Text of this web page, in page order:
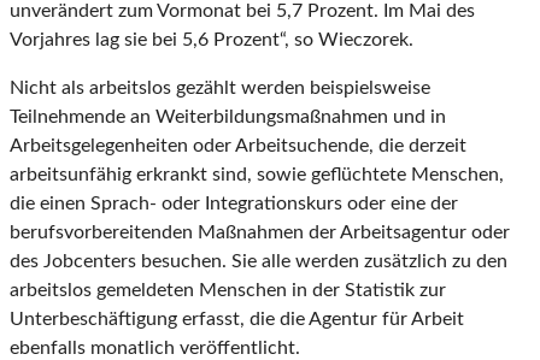
unverändert zum Vormonat bei 5,7 Prozent. Im Mai des
Vorjahres lag sie bei 5,6 Prozent“, so Wieczorek.
Nicht als arbeitslos gezählt werden beispielsweise
Teilnehmende an Weiterbildungsmaßnahmen und in
Arbeitsgelegenheiten oder Arbeitsuchende, die derzeit
arbeitsunfähig erkrankt sind, sowie geflüchtete Menschen,
die einen Sprach- oder Integrationskurs oder eine der
berufsvorbereitenden Maßnahmen der Arbeitsagentur oder
des Jobcenters besuchen. Sie alle werden zusätzlich zu den
arbeitslos gemeldeten Menschen in der Statistik zur
Unterbeschäftigung erfasst, die die Agentur für Arbeit
ebenfalls monatlich veröffentlicht.